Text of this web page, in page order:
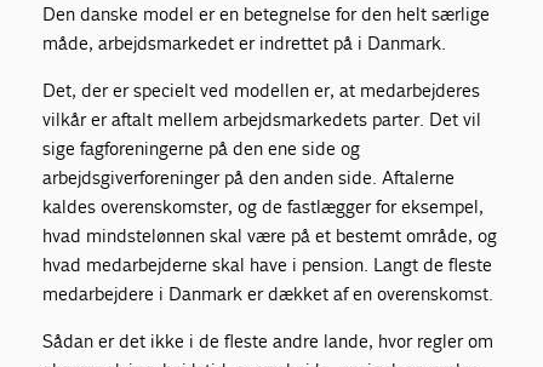
Den danske model er en betegnelse for den helt særlige
måde, arbejdsmarkedet er indrettet på i Danmark.
Det, der er specielt ved modellen er, at medarbejderes
vilkår er aftalt mellem arbejdsmarkedets parter. Det vil
sige fagforeningerne på den ene side og
arbejdsgiverforeninger på den anden side. Aftalerne
kaldes overenskomster, og de fastlægger for eksempel,
hvad mindstelønnen skal være på et bestemt område, og
hvad medarbejderne skal have i pension. Langt de fleste
medarbejdere i Danmark er dækket af en overenskomst.
Sådan er det ikke i de fleste andre lande, hvor regler om